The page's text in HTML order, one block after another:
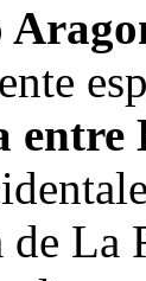
entre
de La